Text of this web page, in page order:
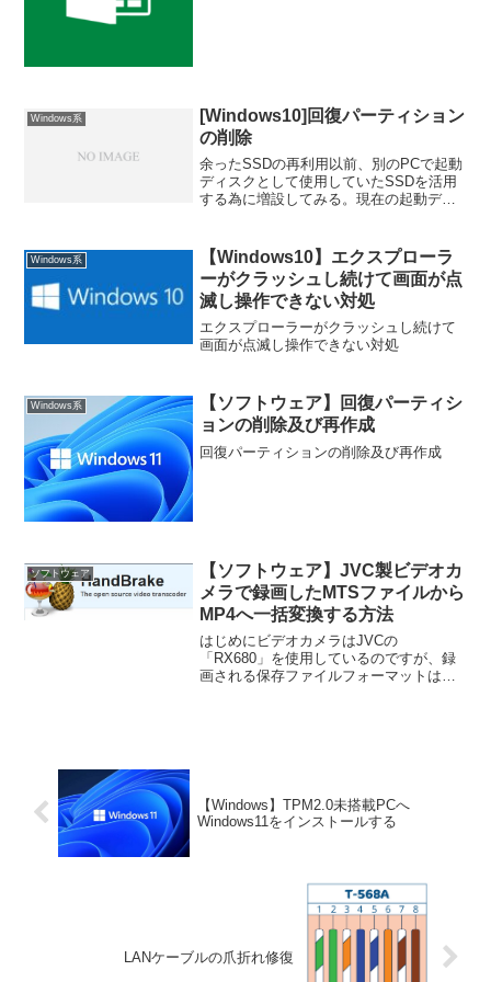
Windows系
[Windows10]回復パーティション
の削除
余ったSSDの再利用以前、別のPCで起動
ディスクとして使用していたSSDを活用
する為に増設してみる。現在の起動ディ
活用する予定。そのあたりの状況変化も
見たい。ディス...
Windows系
【Windows10】エクスプローラ
ーがクラッシュし続けて画面が点
滅し操作できない対処
エクスプローラーがクラッシュし続けて
画面が点滅し操作できない対処
Windows系
【ソフトウェア】回復パーティシ
ョンの削除及び再作成
回復パーティションの削除及び再作成
ソフトウェア
【ソフトウェア】JVC製ビデオカ
メラで録画したMTSファイルから
MP4へ一括変換する方法
はじめにビデオカメラはJVCの
「RX680」を使用しているのですが、録
画される保存ファイルフォーマットは
【Windows】TPM2.0未搭載PCへ
Windows11をインストールする
LANケーブルの爪折れ修復